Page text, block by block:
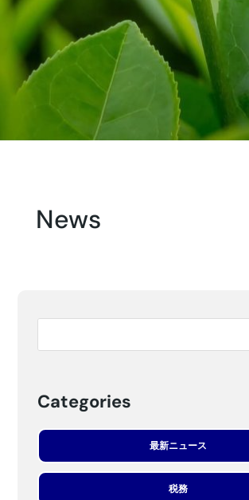
News
Categories
最新ニュース
税務